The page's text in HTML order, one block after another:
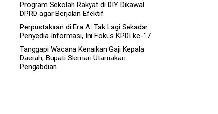
Program Sekolah Rakyat di DIY Dikawal
DPRD agar Berjalan Efektif
Perpustakaan di Era AI Tak Lagi Sekadar
Penyedia Informasi, Ini Fokus KPDI ke-17
Tanggapi Wacana Kenaikan Gaji Kepala
Daerah, Bupati Sleman Utamakan
Pengabdian